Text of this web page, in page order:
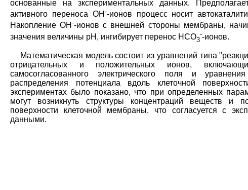
основанные на зкспериментальных данных.
активного переноса ОН --ионов процесс носит
Накопление ОН--ионов с внешней стороны мембраны,
значения величины рН, ингибирует перенос НСО3
--ионов.
Математическая модель состоит из уравнений типа
отрицательных и положительных ионов,
самосогласованного электрического поля и
распределения потенциала вдоль клеточной
экспериментах было показано, что при определенных
могут возникнуть структуры концентраций веществ и
поверхности клеточной мембраны, что согласуется с
данными.